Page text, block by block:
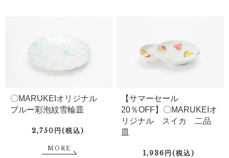
〇MARUKEIオリジナル
ブルー彩泡紋雪輪皿
2,750円(税込)
MORE
【サマーセール
20％OFF】〇MARUKEIオ
リジナル スイカ 二品
皿
1,936円(税込)